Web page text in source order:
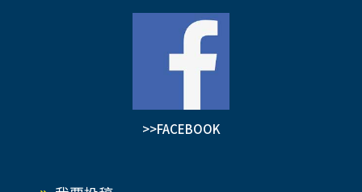
中歐經貿關係再平衡、經濟去風險和全球議題外
交。在演講中，馮德萊恩表達了，在市場准入、產
能過剩、稀土出口管制等方面對中國的不滿，並指
責中國在為俄羅斯的對烏戰爭提供經濟支援。面對
歐方認識到，當下需要再平衡的是歐方的心態，而
不是中歐經貿關係。」…>>FACEBOOK